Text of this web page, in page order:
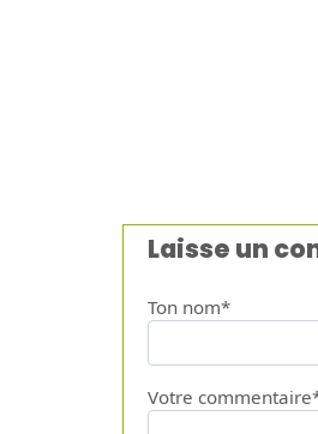
Laisse un
Ton nom*
Votre